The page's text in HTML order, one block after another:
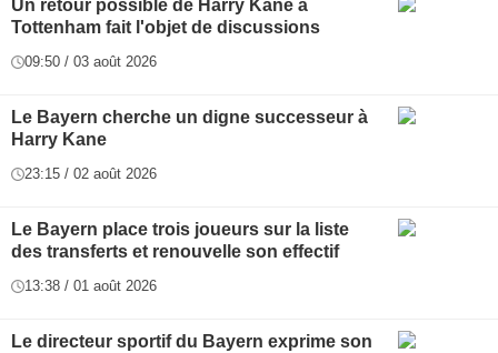
Un retour possible de Harry Kane à
Tottenham fait l'objet de discussions
09:50 / 03 août 2026
Le Bayern cherche un digne successeur à
Harry Kane
23:15 / 02 août 2026
Le Bayern place trois joueurs sur la liste
des transferts et renouvelle son effectif
13:38 / 01 août 2026
Le directeur sportif du Bayern exprime son